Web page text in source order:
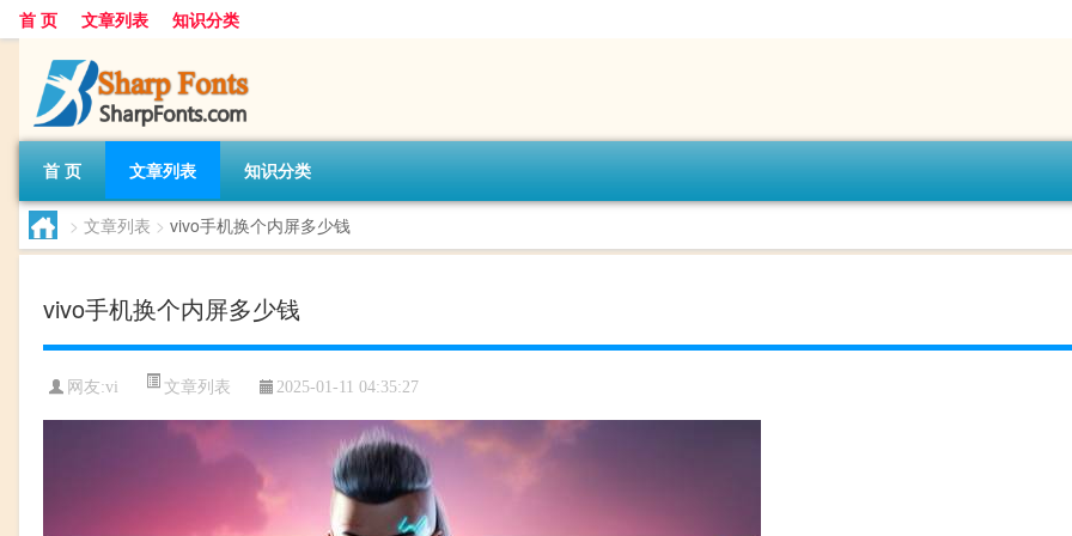
首 页 文章列表 知识分类
首 页 文章列表 知识分类
> 文章列表 > vivo手机换个内屏多少钱
vivo手机换个内屏多少钱
网友:vi 文章列表 2025-01-11 04:35:27